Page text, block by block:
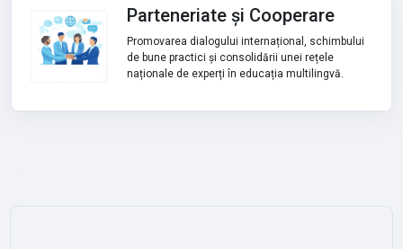
Parteneriate și Cooperare
Promovarea dialogului internațional, schimbului
de bune practici și consolidării unei rețele
naționale de experți în educația multilingvă.